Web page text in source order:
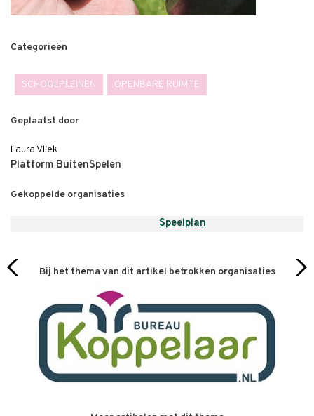
Categorieën
SCHOOLPLEINEN OPENBARE RUIMTE
Geplaatst door
Laura Vliek
Platform BuitenSpelen
Gekoppelde organisaties
Speelplan
Bij het thema van dit artikel betrokken organisaties